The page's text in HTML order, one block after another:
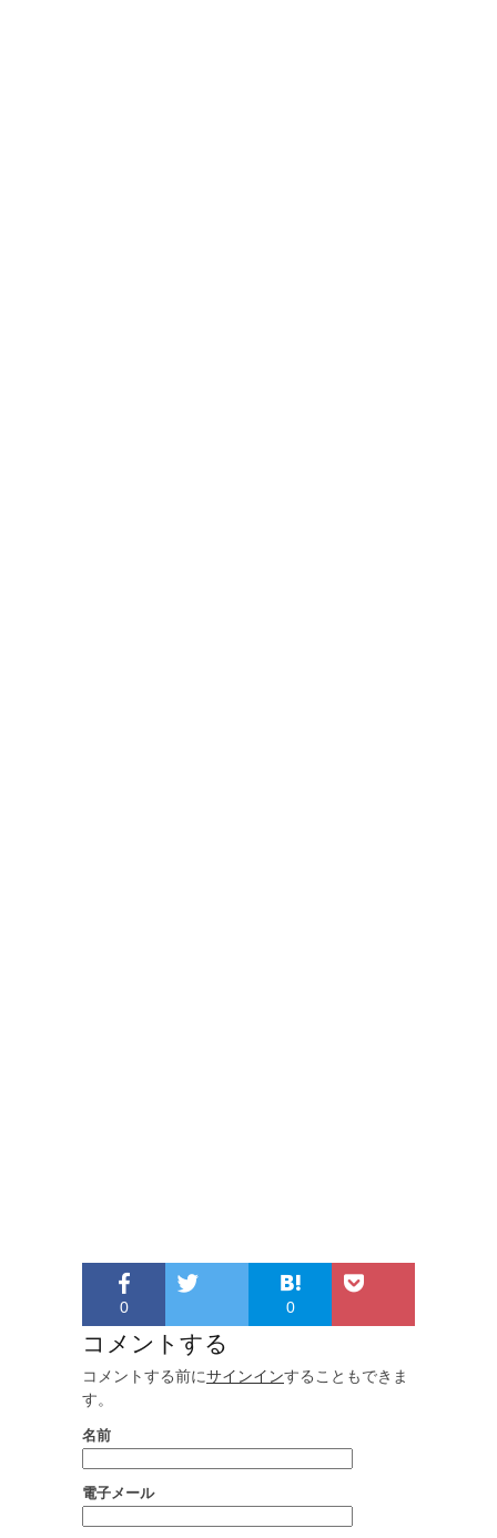
0 0
コメントする
コメントする前にサインインすることもできま
す。
名前
電子メール